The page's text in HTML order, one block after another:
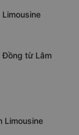
Đồng từ Lâm
Limousine